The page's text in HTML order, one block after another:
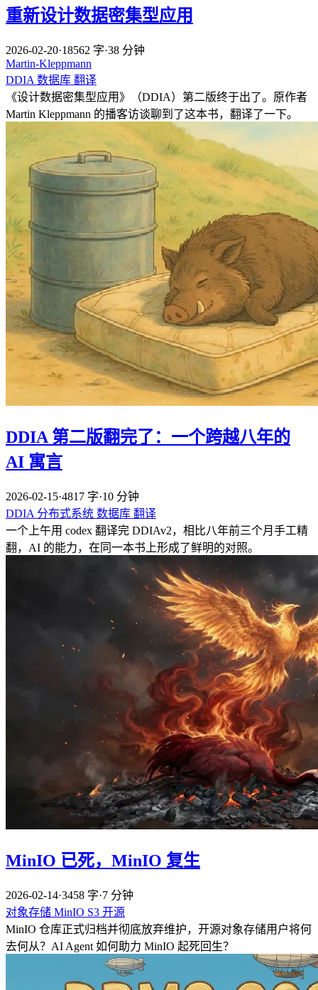
重新设计数据密集型应用
2026-02-20·18562 字·38 分钟
Martin-Kleppmann
DDIA 数据库 翻译
《设计数据密集型应用》（DDIA）第二版终于出了。原作者
Martin Kleppmann 的播客访谈聊到了这本书，翻译了一下。
DDIA 第二版翻完了：一个跨越八年的
AI 寓言
2026-02-15·4817 字·10 分钟
DDIA 分布式系统 数据库 翻译
一个上午用 codex 翻译完 DDIAv2，相比八年前三个月手工精
翻，AI 的能力，在同一本书上形成了鲜明的对照。
MinIO 已死，MinIO 复生
2026-02-14·3458 字·7 分钟
对象存储 MinIO S3 开源
MinIO 仓库正式归档并彻底放弃维护，开源对象存储用户将何
去何从？AI Agent 如何助力 MinIO 起死回生？